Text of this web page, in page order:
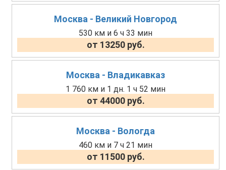
Москва - Великий Новгород
530 км и 6 ч 33 мин
от 13250 руб.
Москва - Владикавказ
1 760 км и 1 дн. 1 ч 52 мин
от 44000 руб.
Москва - Вологда
460 км и 7 ч 21 мин
от 11500 руб.